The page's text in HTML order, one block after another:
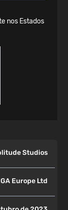
nos Estados
Studios
Europe Ltd